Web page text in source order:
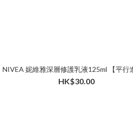
NIVEA 妮維雅深層修護乳液125ml 【平行
HK$30.00